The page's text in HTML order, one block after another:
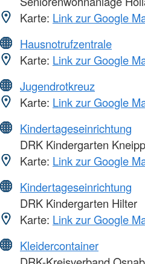
Karte: Link zur Google
Hausnotrufzentrale
Karte: Link zur Google
Jugendrotkreuz
Karte: Link zur Google
Kindertageseinrichtung
DRK Kindergarten
Karte: Link zur Google
Kindertageseinrichtung
DRK Kindergarten Hilter
Karte: Link zur Google
Kleidercontainer